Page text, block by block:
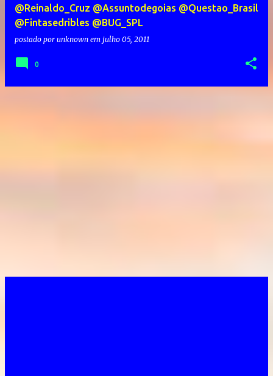
@Reinaldo_Cruz @Assuntodegoias @Questao_Brasil
@Fintasedribles @BUG_SPL
postado por unknown em julho 05, 2011
0